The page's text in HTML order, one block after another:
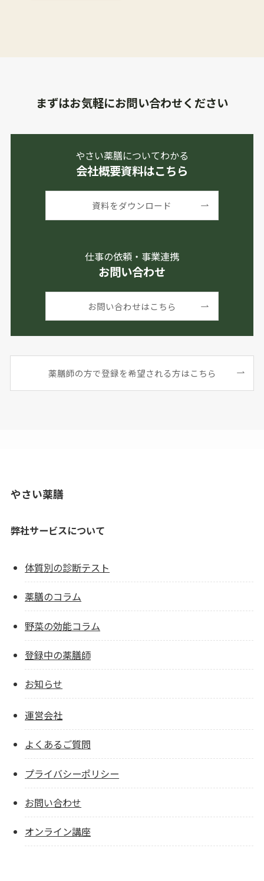
まずはお気軽にお問い合わせください
やさい薬膳についてわかる
会社概要資料はこちら
資料をダウンロード
仕事の依頼・事業連携
お問い合わせ
お問い合わせはこちら
薬膳師の方で登録を希望される方はこちら
やさい薬膳
弊社サービスについて
体質別の診断テスト
薬膳のコラム
野菜の効能コラム
登録中の薬膳師
お知らせ
運営会社
よくあるご質問
プライバシーポリシー
お問い合わせ
オンライン講座